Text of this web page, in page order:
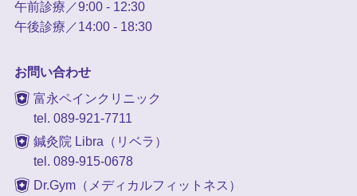
午前診療／9:00 - 12:30
午後診療／14:00 - 18:30
お問い合わせ
富永ペインクリニック
tel. 089-921-7711
鍼灸院 Libra（リベラ）
tel. 089-915-0678
Dr.Gym（メディカルフィットネス）